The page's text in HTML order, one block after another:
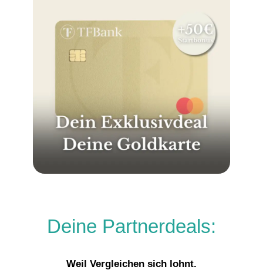
Deine Partnerdeals:
Weil Vergleichen sich lohnt.